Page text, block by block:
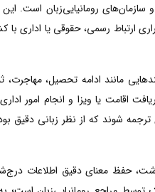
سازمان‌های رومانیایی‌زبان است.
ارتباط رسمی، حقوقی یا اداری با
مانند ادامه تحصیل،
اقامت یا ویزا و انجام امور
ترجمه شوند که از نظر زبانی دقیق
حفظ معنای دقیق اطلاعات